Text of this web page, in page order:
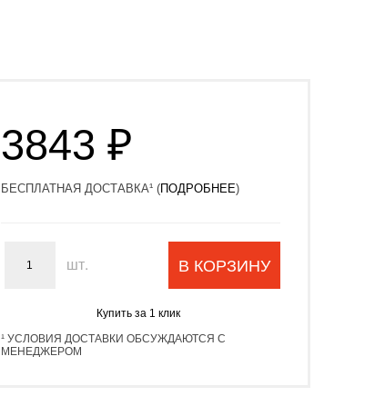
3843 ₽
БЕСПЛАТНАЯ ДОСТАВКА¹ (ПОДРОБНЕЕ)
шт. В КОРЗИНУ
Купить за 1 клик
¹ УСЛОВИЯ ДОСТАВКИ ОБСУЖДАЮТСЯ С
МЕНЕДЖЕРОМ